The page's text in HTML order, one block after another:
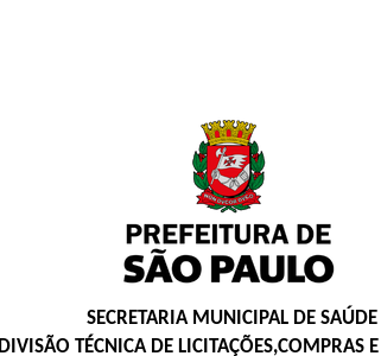
SECRETARIA MUNICIPAL DE SAÚDE
DIVISÃO TÉCNICA DE LICITAÇÕES,COMPRAS